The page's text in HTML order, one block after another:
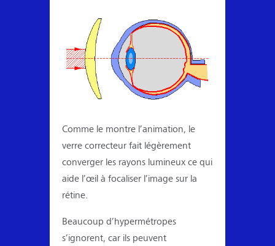
Comme le montre l’animation, le
verre correcteur fait légèrement
converger les rayons lumineux ce qui
aide l’œil à focaliser l’image sur la
rétine.
Beaucoup d’hypermétropes
s’ignorent, car ils peuvent